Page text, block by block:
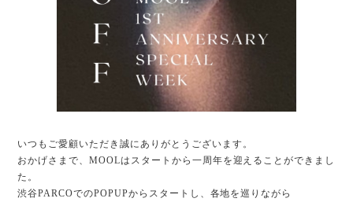
いつもご愛顧いただき誠にありがとうございます。
おかげさまで、MOOLはスタートから一周年を迎えることができまし
た。
渋谷PARCOでのPOPUPからスタートし、各地を巡りながら